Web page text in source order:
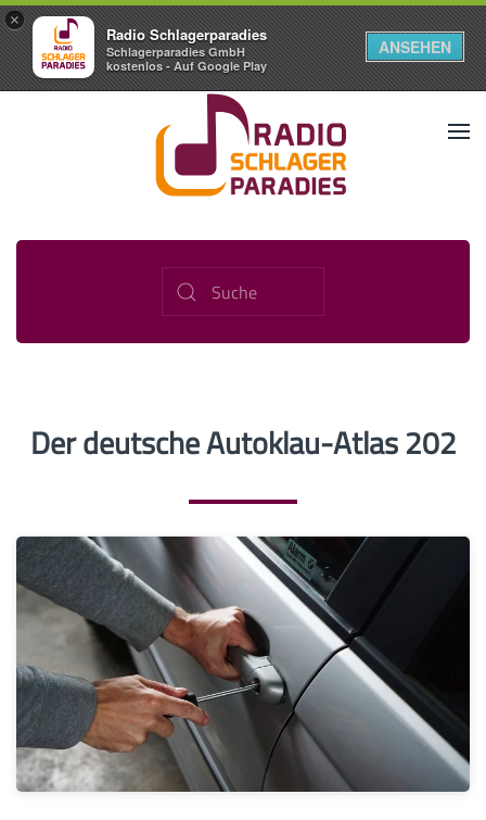
×
Radio Schlagerparadies
Schlagerparadies GmbH
kostenlos - Auf Google Play
ANSEHEN
Der deutsche Autoklau-Atlas 202